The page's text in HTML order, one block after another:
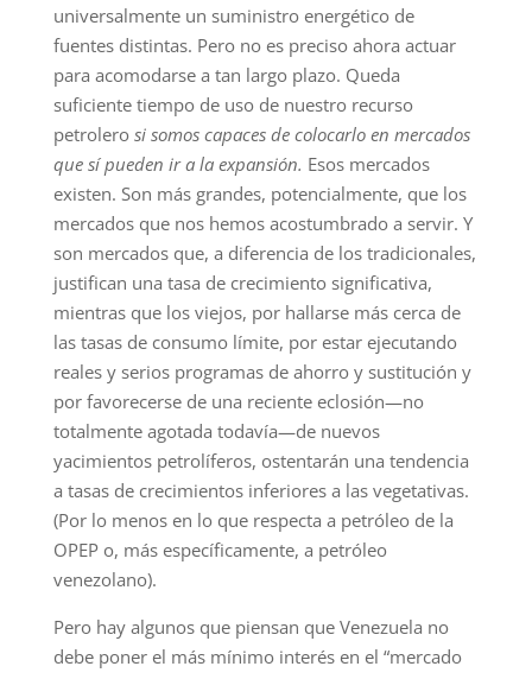
universalmente un suministro energético de
fuentes distintas. Pero no es preciso ahora actuar
para acomodarse a tan largo plazo. Queda
suficiente tiempo de uso de nuestro recurso
petrolero si somos capaces de colocarlo en mercados
que sí pueden ir a la expansión. Esos mercados
existen. Son más grandes, potencialmente, que los
mercados que nos hemos acostumbrado a servir. Y
son mercados que, a diferencia de los tradicionales,
justifican una tasa de crecimiento significativa,
mientras que los viejos, por hallarse más cerca de
las tasas de consumo límite, por estar ejecutando
reales y serios programas de ahorro y sustitución y
por favorecerse de una reciente eclosión—no
totalmente agotada todavía—de nuevos
yacimientos petrolíferos, ostentarán una tendencia
a tasas de crecimientos inferiores a las vegetativas.
(Por lo menos en lo que respecta a petróleo de la
OPEP o, más específicamente, a petróleo
venezolano).
Pero hay algunos que piensan que Venezuela no
debe poner el más mínimo interés en el “mercado